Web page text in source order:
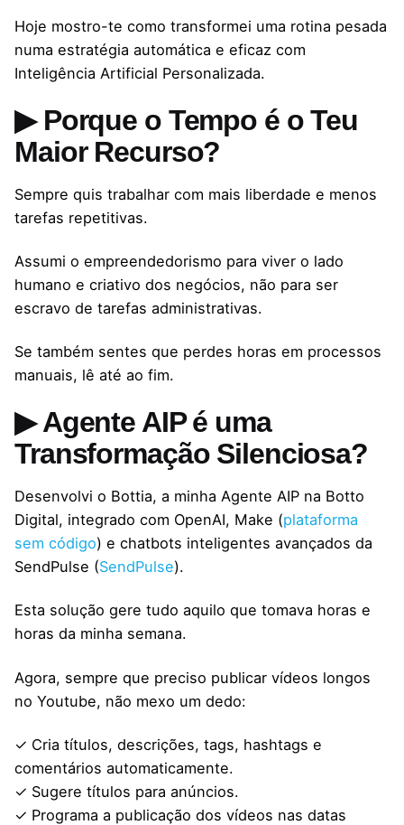
Hoje mostro-te como transformei uma rotina pesada
numa estratégia automática e eficaz com
Inteligência Artificial Personalizada.
▶ Porque o Tempo é o Teu
Maior Recurso?
Sempre quis trabalhar com mais liberdade e menos
tarefas repetitivas.
Assumi o empreendedorismo para viver o lado
humano e criativo dos negócios, não para ser
escravo de tarefas administrativas.
Se também sentes que perdes horas em processos
manuais, lê até ao fim.
▶ Agente AIP é uma
Transformação Silenciosa?
Desenvolvi o Bottia, a minha Agente AIP na Botto
Digital, integrado com OpenAI, Make (plataforma
sem código) e chatbots inteligentes avançados da
SendPulse (SendPulse).
Esta solução gere tudo aquilo que tomava horas e
horas da minha semana.
Agora, sempre que preciso publicar vídeos longos
no Youtube, não mexo um dedo:
✓ Cria títulos, descrições, tags, hashtags e
comentários automaticamente.
✓ Sugere títulos para anúncios.
✓ Programa a publicação dos vídeos nas datas